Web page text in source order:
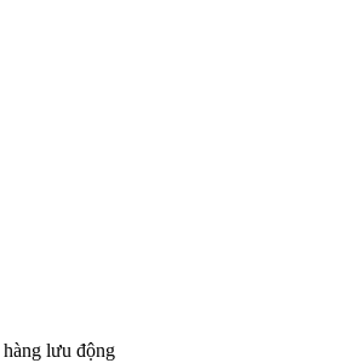
lưu động